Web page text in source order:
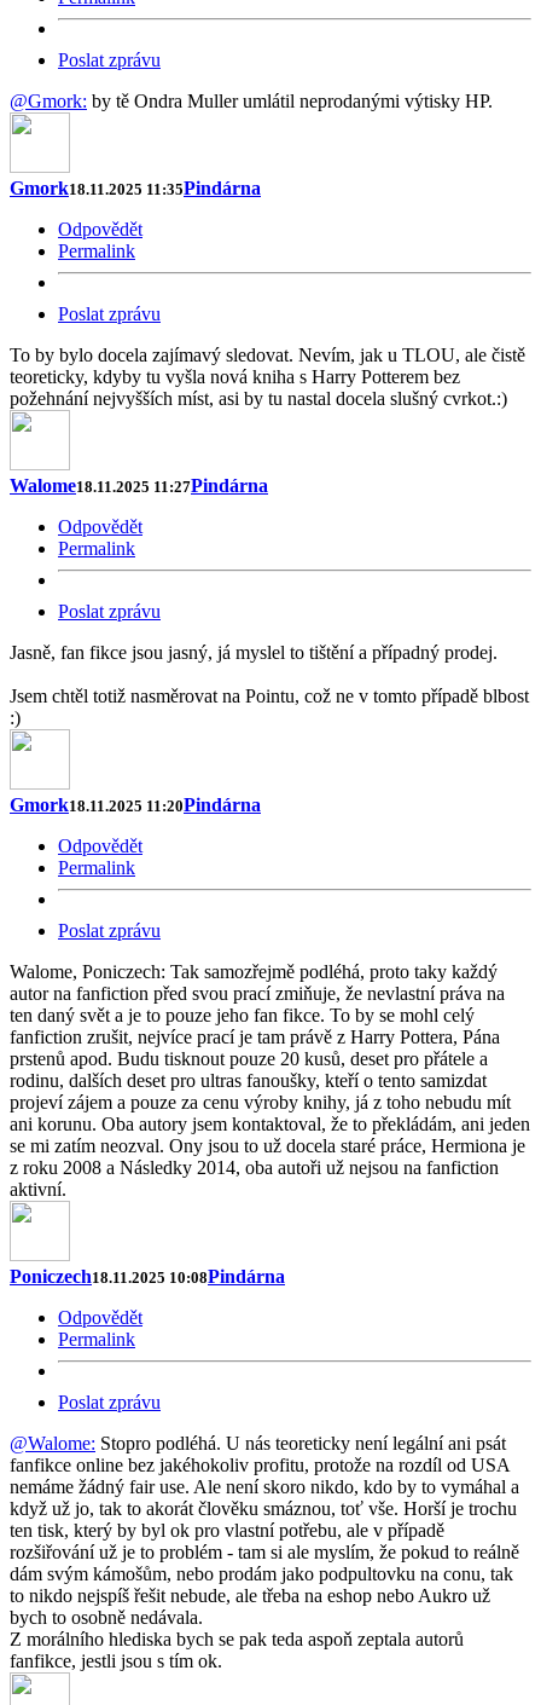
Poslat zprávu
@Gmork: by tě Ondra Muller umlátil neprodanými výtisky HP.
Gmork18.11.2025 11:35Pindárna
Odpovědět
Permalink
Poslat zprávu
To by bylo docela zajímavý sledovat. Nevím, jak u TLOU, ale čistě
teoreticky, kdyby tu vyšla nová kniha s Harry Potterem bez
požehnání nejvyšších míst, asi by tu nastal docela slušný cvrkot.:)
Walome18.11.2025 11:27Pindárna
Odpovědět
Permalink
Poslat zprávu
Jasně, fan fikce jsou jasný, já myslel to tištění a případný prodej.
Jsem chtěl totiž nasměrovat na Pointu, což ne v tomto případě blbost
:)
Gmork18.11.2025 11:20Pindárna
Odpovědět
Permalink
Poslat zprávu
Walome, Poniczech: Tak samozřejmě podléhá, proto taky každý
autor na fanfiction před svou prací zmiňuje, že nevlastní práva na
ten daný svět a je to pouze jeho fan fikce. To by se mohl celý
fanfiction zrušit, nejvíce prací je tam právě z Harry Pottera, Pána
prstenů apod. Budu tisknout pouze 20 kusů, deset pro přátele a
rodinu, dalších deset pro ultras fanoušky, kteří o tento samizdat
projeví zájem a pouze za cenu výroby knihy, já z toho nebudu mít
ani korunu. Oba autory jsem kontaktoval, že to překládám, ani jeden
se mi zatím neozval. Ony jsou to už docela staré práce, Hermiona je
z roku 2008 a Následky 2014, oba autoři už nejsou na fanfiction
aktivní.
Poniczech18.11.2025 10:08Pindárna
Odpovědět
Permalink
Poslat zprávu
@Walome: Stopro podléhá. U nás teoreticky není legální ani psát
fanfikce online bez jakéhokoliv profitu, protože na rozdíl od USA
nemáme žádný fair use. Ale není skoro nikdo, kdo by to vymáhal a
když už jo, tak to akorát člověku smáznou, toť vše. Horší je trochu
ten tisk, který by byl ok pro vlastní potřebu, ale v případě
rozšiřování už je to problém - tam si ale myslím, že pokud to reálně
dám svým kámošům, nebo prodám jako podpultovku na conu, tak
to nikdo nejspíš řešit nebude, ale třeba na eshop nebo Aukro už
bych to osobně nedávala.
Z morálního hlediska bych se pak teda aspoň zeptala autorů
fanfikce, jestli jsou s tím ok.